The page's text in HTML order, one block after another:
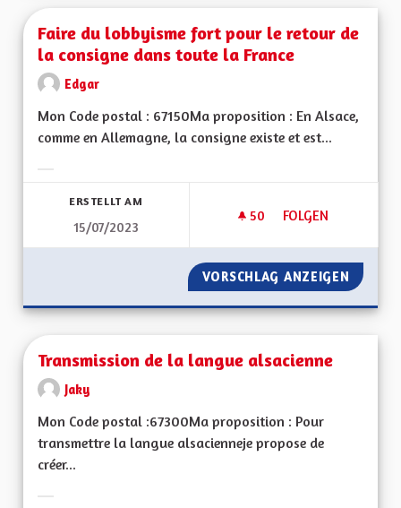
Faire du lobbyisme fort pour le retour de
la consigne dans toute la France
Edgar
Mon Code postal : 67150Ma proposition : En Alsace,
comme en Allemagne, la consigne existe et est...
ERSTELLT AM
15/07/2023
50 50 FOLLOWER
FOLGEN
FAIRE DU
VORSCHLAG ANZEIGEN FAIRE
Transmission de la langue alsacienne
Jaky
Mon Code postal :67300Ma proposition : Pour
transmettre la langue alsacienneje propose de
créer...